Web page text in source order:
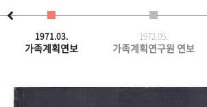
1971.03.
가족계획연보
1972.05.
가족계획연구원 연보